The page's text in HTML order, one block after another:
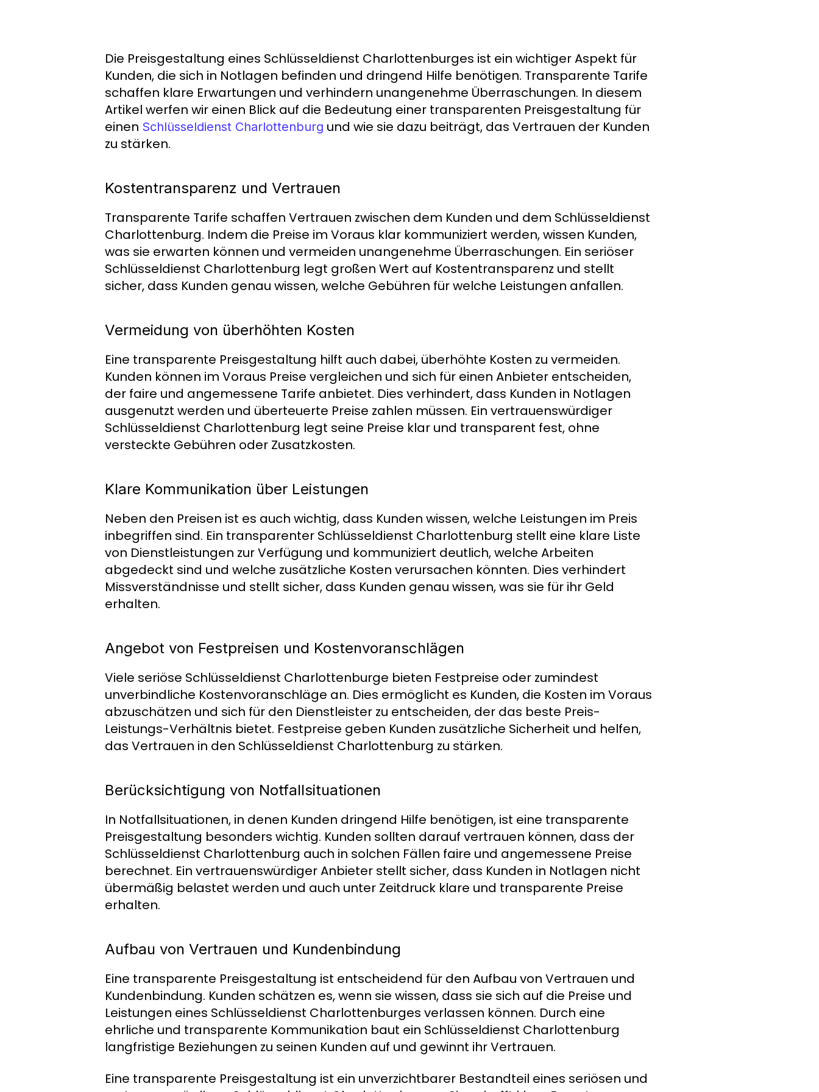
Die Preisgestaltung eines Schlüsseldienst Charlottenburges ist ein wichtiger Aspekt für
Kunden, die sich in Notlagen befinden und dringend Hilfe benötigen. Transparente Tarife
schaffen klare Erwartungen und verhindern unangenehme Überraschungen. In diesem
Artikel werfen wir einen Blick auf die Bedeutung einer transparenten Preisgestaltung für
einen Schlüsseldienst Charlottenburg und wie sie dazu beiträgt, das Vertrauen der Kunden
zu stärken.
Kostentransparenz und Vertrauen
Transparente Tarife schaffen Vertrauen zwischen dem Kunden und dem Schlüsseldienst
Charlottenburg. Indem die Preise im Voraus klar kommuniziert werden, wissen Kunden,
was sie erwarten können und vermeiden unangenehme Überraschungen. Ein seriöser
Schlüsseldienst Charlottenburg legt großen Wert auf Kostentransparenz und stellt
sicher, dass Kunden genau wissen, welche Gebühren für welche Leistungen anfallen.
Vermeidung von überhöhten Kosten
Eine transparente Preisgestaltung hilft auch dabei, überhöhte Kosten zu vermeiden.
Kunden können im Voraus Preise vergleichen und sich für einen Anbieter entscheiden,
der faire und angemessene Tarife anbietet. Dies verhindert, dass Kunden in Notlagen
ausgenutzt werden und überteuerte Preise zahlen müssen. Ein vertrauenswürdiger
Schlüsseldienst Charlottenburg legt seine Preise klar und transparent fest, ohne
versteckte Gebühren oder Zusatzkosten.
Klare Kommunikation über Leistungen
Neben den Preisen ist es auch wichtig, dass Kunden wissen, welche Leistungen im Preis
inbegriffen sind. Ein transparenter Schlüsseldienst Charlottenburg stellt eine klare Liste
von Dienstleistungen zur Verfügung und kommuniziert deutlich, welche Arbeiten
abgedeckt sind und welche zusätzliche Kosten verursachen könnten. Dies verhindert
Missverständnisse und stellt sicher, dass Kunden genau wissen, was sie für ihr Geld
erhalten.
Angebot von Festpreisen und Kostenvoranschlägen
Viele seriöse Schlüsseldienst Charlottenburge bieten Festpreise oder zumindest
unverbindliche Kostenvoranschläge an. Dies ermöglicht es Kunden, die Kosten im Voraus
abzuschätzen und sich für den Dienstleister zu entscheiden, der das beste Preis-
Leistungs-Verhältnis bietet. Festpreise geben Kunden zusätzliche Sicherheit und helfen,
das Vertrauen in den Schlüsseldienst Charlottenburg zu stärken.
Berücksichtigung von Notfallsituationen
In Notfallsituationen, in denen Kunden dringend Hilfe benötigen, ist eine transparente
Preisgestaltung besonders wichtig. Kunden sollten darauf vertrauen können, dass der
Schlüsseldienst Charlottenburg auch in solchen Fällen faire und angemessene Preise
berechnet. Ein vertrauenswürdiger Anbieter stellt sicher, dass Kunden in Notlagen nicht
übermäßig belastet werden und auch unter Zeitdruck klare und transparente Preise
erhalten.
Aufbau von Vertrauen und Kundenbindung
Eine transparente Preisgestaltung ist entscheidend für den Aufbau von Vertrauen und
Kundenbindung. Kunden schätzen es, wenn sie wissen, dass sie sich auf die Preise und
Leistungen eines Schlüsseldienst Charlottenburges verlassen können. Durch eine
ehrliche und transparente Kommunikation baut ein Schlüsseldienst Charlottenburg
langfristige Beziehungen zu seinen Kunden auf und gewinnt ihr Vertrauen.
Eine transparente Preisgestaltung ist ein unverzichtbarer Bestandteil eines seriösen und